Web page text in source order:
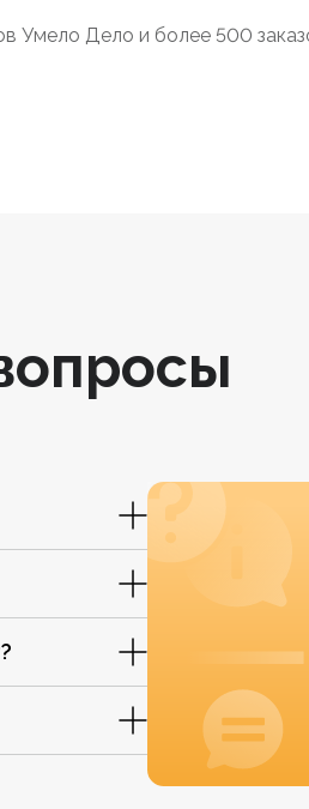
Дело и более 500